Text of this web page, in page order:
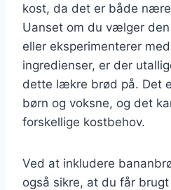
kost, da det er både
Uanset om du vælger
eller eksperimenterer
ingredienser, er der
dette lækre brød på. Det
børn og voksne, og det
forskellige kostbehov.
Ved at inkludere
også sikre, at du får